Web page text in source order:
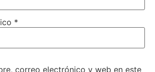
*
correo electrónico y web en este